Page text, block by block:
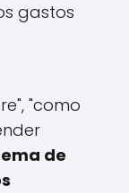
gastos
"como
de